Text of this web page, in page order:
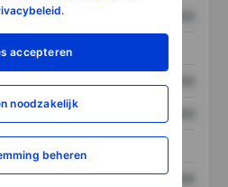
.
accepteren
noodzakelijk
beheren
XXXXXXX
XXXXXXX
XXXXXXX XXXXXXX